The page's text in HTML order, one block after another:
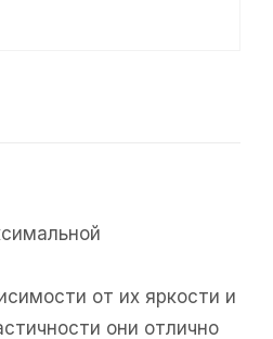
от их яркости и
они отлично